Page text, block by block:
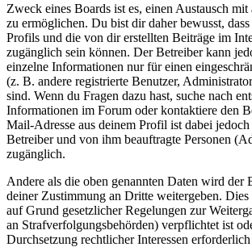
Zweck eines Boards ist es, einen Austausch mit
zu ermöglichen. Du bist dir daher bewusst,
Profils und die von dir erstellten Beiträge im
zugänglich sein können. Der Betreiber kann
einzelne Informationen nur für einen
(z. B. andere registrierte Benutzer,
sind. Wenn du Fragen dazu hast, suche nach
Informationen im Forum oder kontaktiere den
Mail-Adresse aus deinem Profil ist dabei
Betreiber und von ihm beauftragte Personen
zugänglich.
Andere als die oben genannten Daten wird der
deiner Zustimmung an Dritte weitergeben.
auf Grund gesetzlicher Regelungen zur
an Strafverfolgungsbehörden) verpflichtet ist
Durchsetzung rechtlicher Interessen